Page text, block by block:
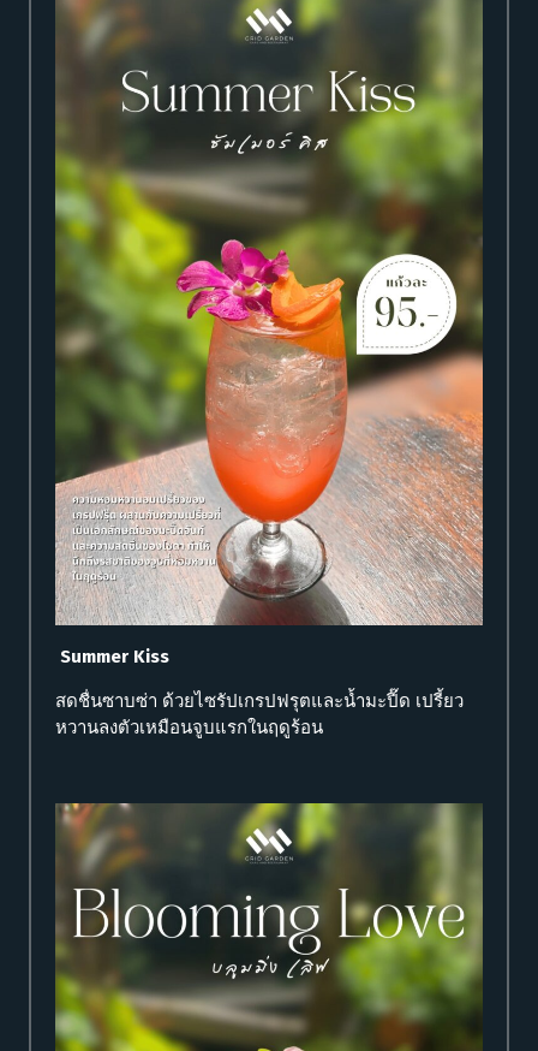
Summer Kiss
สดชื่นซาบซ่า ด้วยไซรัปเกรปฟรุตและน้ำมะปี๊ด เปรี้ยว
หวานลงตัวเหมือนจูบแรกในฤดูร้อน